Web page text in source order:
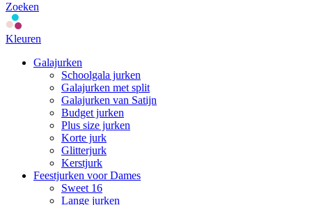
Zoeken
Kleuren
Galajurken
Schoolgala jurken
Galajurken met split
Galajurken van Satijn
Budget jurken
Plus size jurken
Korte jurk
Glitterjurk
Kerstjurk
Feestjurken voor Dames
Sweet 16
Lange jurken